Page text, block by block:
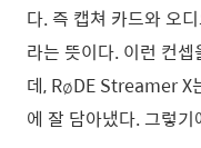
다. 즉 캡쳐 카드와 오
라는 뜻이다. 이런 컨
데, RøDE Streamer X
에 잘 담아냈다. 그렇